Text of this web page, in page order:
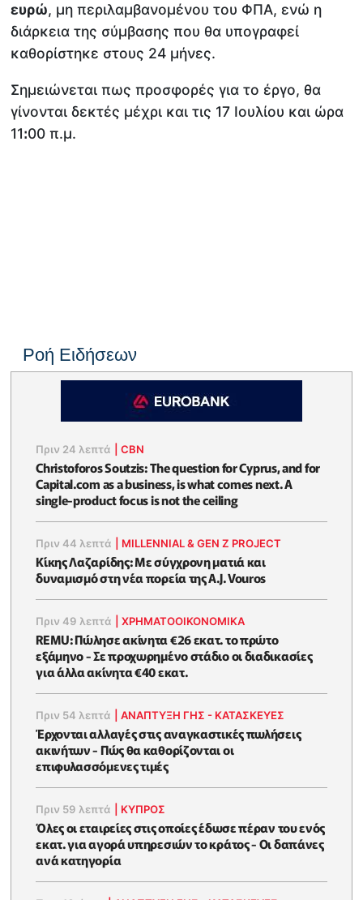
ευρώ, μη περιλαμβανομένου του ΦΠΑ, ενώ η
διάρκεια της σύμβασης που θα υπογραφεί
καθορίστηκε στους 24 μήνες.
Σημειώνεται πως προσφορές για το έργο, θα
γίνονται δεκτές μέχρι και τις 17 Ιουλίου και ώρα
11ꓽ00 π.μ.
Ροή Ειδήσεων
Πριν 24 λεπτά |CBN
Christoforos Soutzis: The question for Cyprus, and for
Capital.com as a business, is what comes next. A
single-product focus is not the ceiling
Πριν 44 λεπτά MILLENNIAL & GEN Z PROJECT
Κίκης Λαζαρίδης: Με σύγχρονη ματιά και
δυναμισμό στη νέα πορεία της A.J. Vouros
Πριν 49 λεπτά |ΧΡΗΜΑΤΟΟΙΚΟΝΟΜΙΚΆ
REMU: Πώλησε ακίνητα €26 εκατ. το πρώτο
εξάμηνο - Σε προχωρημένο στάδιο οι διαδικασίες
για άλλα ακίνητα €40 εκατ.
Πριν 54 λεπτά |ΑΝΑΠΤΥΞΗ ΓΗΣ - ΚΑΤΑΣΚΕΥΕΣ
Έρχονται αλλαγές στις αναγκαστικές πωλήσεις
ακινήτων - Πώς θα καθορίζονται οι
επιφυλασσόμενες τιμές
Πριν 59 λεπτά ΚΥΠΡΟΣ
Όλες οι εταιρείες στις οποίες έδωσε πέραν του ενός
εκατ. για αγορά υπηρεσιών το κράτος - Οι δαπάνες
ανά κατηγορία